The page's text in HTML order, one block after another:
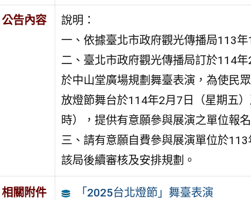
公告內容
說明：
一、依據臺北市政府觀光傳播局113
二、臺北市政府觀光傳播局訂於114
於中山堂廣場規劃舞臺表演，為使民
放燈節舞台於114年2月7日（星期五
時），提供有意願參與展演之單位報
三、請有意願自費參與展演單位於
該局後續審核及安排規劃。
相關附件 「2025台北燈節」舞臺表演